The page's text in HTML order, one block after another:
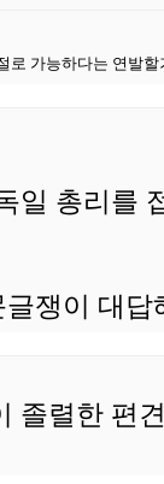
로 가능하다는 연발
일 총리를
쟁이 대답
졸렬한 편